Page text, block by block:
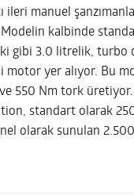
ileri manuel şanzımanla
kalbinde
gibi 3.0 litrelik, turbo
motor yer alıyor. Bu
550 Nm tork üretiyor.
standart olarak
olarak sunulan